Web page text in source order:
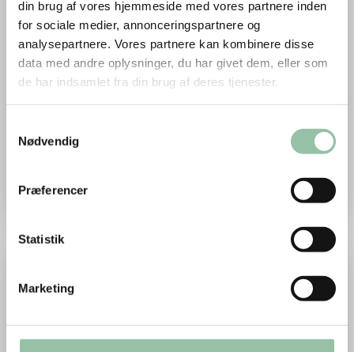
din brug af vores hjemmeside med vores partnere inden
for sociale medier, annonceringspartnere og
analysepartnere. Vores partnere kan kombinere disse
data med andre oplysninger, du har givet dem, eller som
de har indsamlet fra din brug af deres tjenester.
Nødvendig
Præferencer
Statistik
Marketing
Sammen med resten af værdikæden vil vi styrke
Danmark.
Læs mere om En fremtid med bælgfrugter